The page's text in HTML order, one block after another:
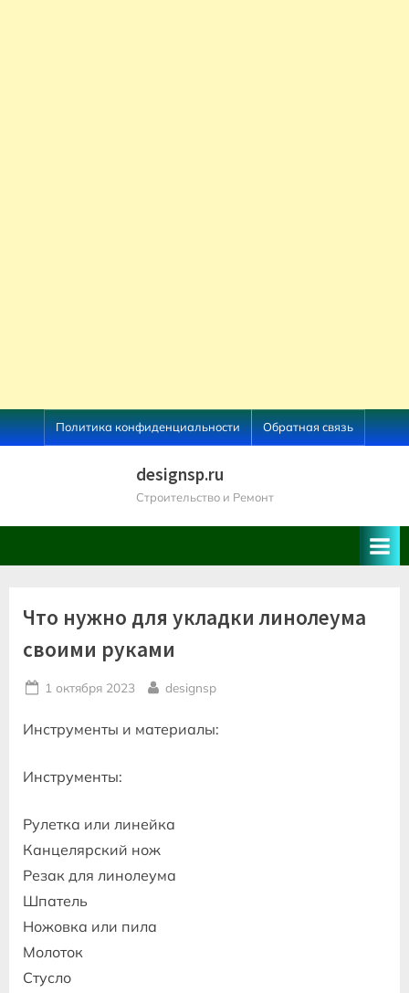
Skip
to
Политика конфиденциальности Обратная связь
designsp.ru
Строительство и Ремонт
Что нужно для укладки линолеума
своими руками
Posted
1 октября 2023 By
designsp
Инструменты и материалы:
Инструменты:
Рулетка или линейка
Канцелярский нож
Резак для линолеума
Шпатель
Ножовка или пила
Молоток
Стусло